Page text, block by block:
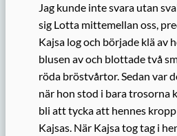
Jag kunde inte svara utan
sig Lotta mittemellan oss,
Kajsa log och började klä av
blusen av och blottade två
röda bröstvårtor. Sedan var
när hon stod i bara trosorna
bli att tycka att hennes
Kajsas. När Kajsa tog tag i